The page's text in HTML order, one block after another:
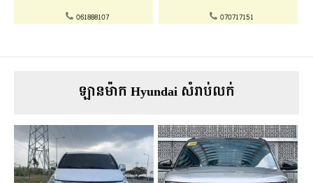
061888107 070717151
ឡានម៉ាក Hyundai សំរាប់លក់